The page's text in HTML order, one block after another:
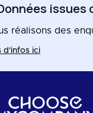
issues
réalisons des
d'infos ici